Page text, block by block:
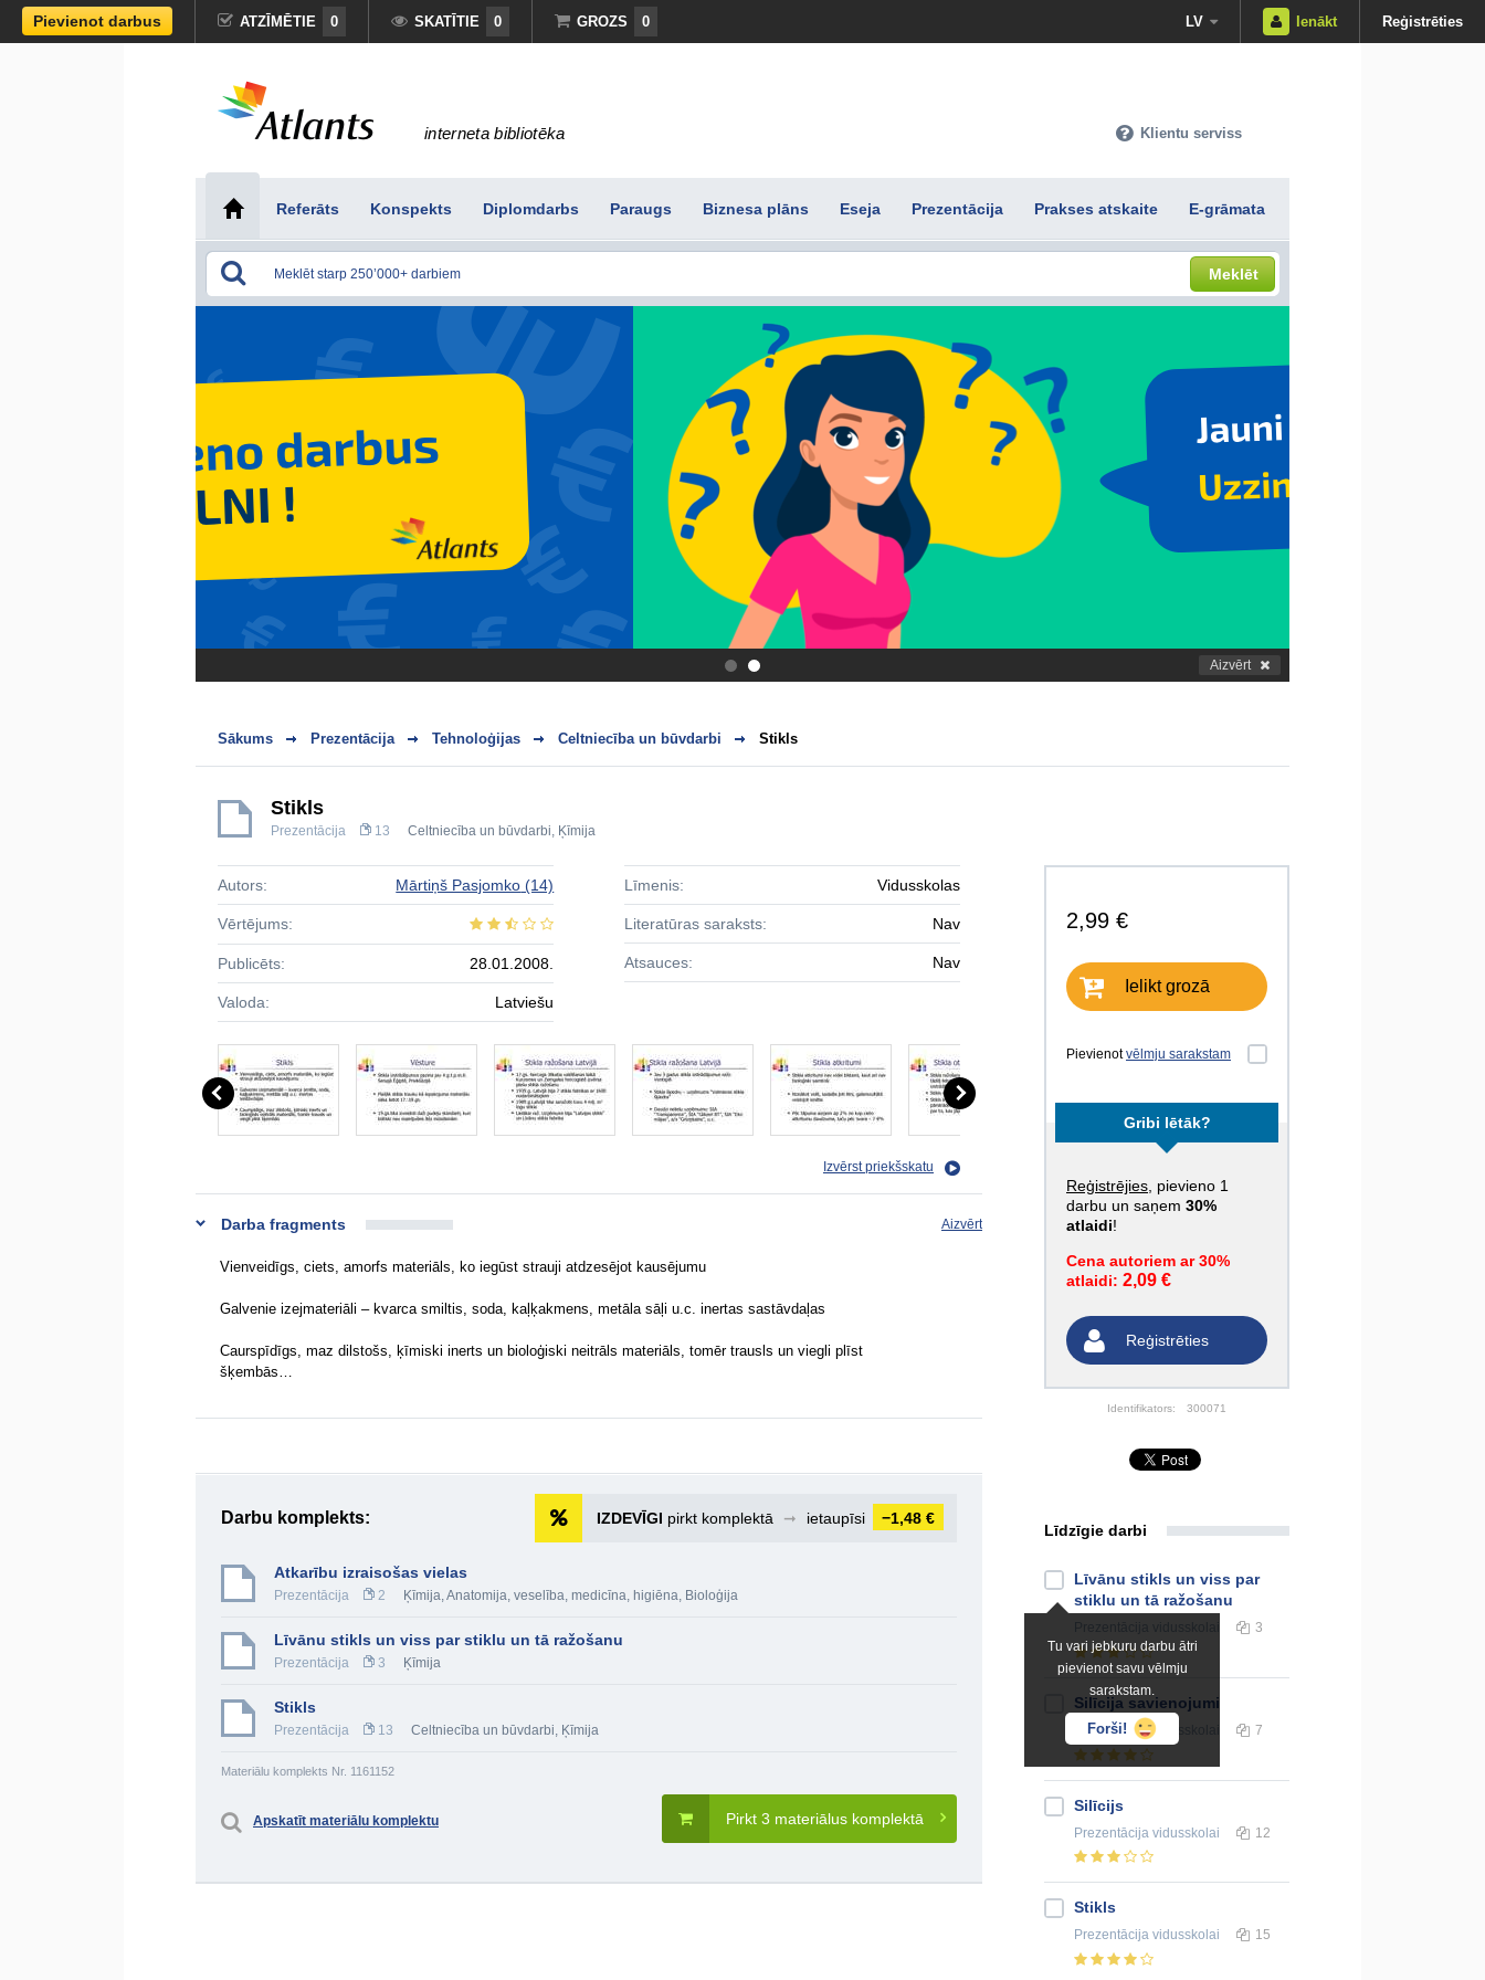
Pievienot darbus ATZĪMĒTIE 0 SKATĪTIE 0 GROZS 0 LV Ienākt Reģistrēties
interneta bibliotēka Klientu serviss
Referāts Konspekts Diplomdarbs Paraugs Biznesa plāns Eseja Prezentācija Prakses atskaite E-grāmata
Meklēt
. Aizvērt
Sākums Prezentācija Tehnoloģijas Celtniecība un būvdarbi Stikls
Stikls
Prezentācija 13 Celtniecība un būvdarbi, Ķīmija
2,99 €
Ielikt grozā
Pievienotvēlmju sarakstam
Gribi lētāk?
Reģistrējies , pievieno 1
darbu un saņem 30%
atlaidi!
Cena autoriem ar 30%
atlaidi: 2,09 €
Reģistrēties
Identifikators: 300071
Autors: Mārtiņš Pasjomko (14)
Vērtējums:
Publicēts: 28.01.2008.
Valoda: Latviešu
Līmenis: Vidusskolas
Literatūras saraksts: Nav
Atsauces: Nav
Izvērst priekšskatu
Darba fragments Aizvērt
Vienveidīgs, ciets, amorfs materiāls, ko iegūst strauji atdzesējot kausējumu
Galvenie izejmateriāli – kvarca smiltis, soda, kaļķakmens, metāla sāļi u.c. inertas sastāvdaļas
Caurspīdīgs, maz dilstošs, ķīmiski inerts un bioloģiski neitrāls materiāls, tomēr trausls un viegli plīst
šķembās…
Darbu komplekts: IZDEVĪGI pirkt komplektā ➞ ietaupīsi −1,48 €
Atkarību izraisošas vielas
Prezentācija 2 Ķīmija,Anatomija, veselība, medicīna, higiēna, Bioloģija
Līvānu stikls un viss par stiklu un tā ražošanu
Prezentācija 3 Ķīmija
Stikls
Prezentācija 13 Celtniecība un būvdarbi, Ķīmija
Materiālu komplekts Nr. 1161152
Pirkt 3 materiālus komplektā
Apskatīt materiālu komplektu
Līdzīgie darbi
Tu vari jebkuru darbu ātri
pievienot savu vēlmju
sarakstam.
Forši!
Līvānu stikls un viss par
stiklu un tā ražošanu
3
Silīcija savienojumi
Prezentācijavidusskolai 7
Silīcijs
Prezentācija vidusskolai 12
Stikls
Prezentācija vidusskolai 15